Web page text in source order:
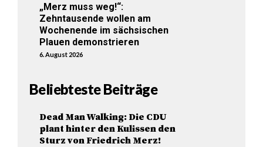
„Merz muss weg!“:
Zehntausende wollen am
Wochenende im sächsischen
Plauen demonstrieren
6. August 2026
Beliebteste Beiträge
Dead Man Walking: Die CDU
plant hinter den Kulissen den
Sturz von Friedrich Merz!